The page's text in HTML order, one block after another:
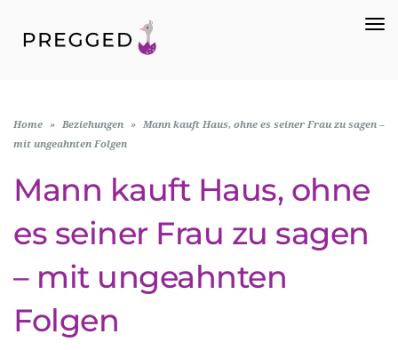
Home » Beziehungen »
Mann kauft Haus, ohne es seiner Frau zu sagen –
mit ungeahnten Folgen
Mann kauft Haus, ohne
es seiner Frau zu sagen
– mit ungeahnten
Folgen